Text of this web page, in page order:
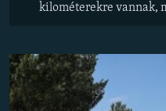
kilométerekre vannak,